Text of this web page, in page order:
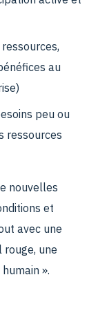
au
peu ou
ressources
nouvelles
et
avec une
une
».